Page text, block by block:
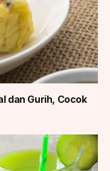
dan Gurih, Cocok